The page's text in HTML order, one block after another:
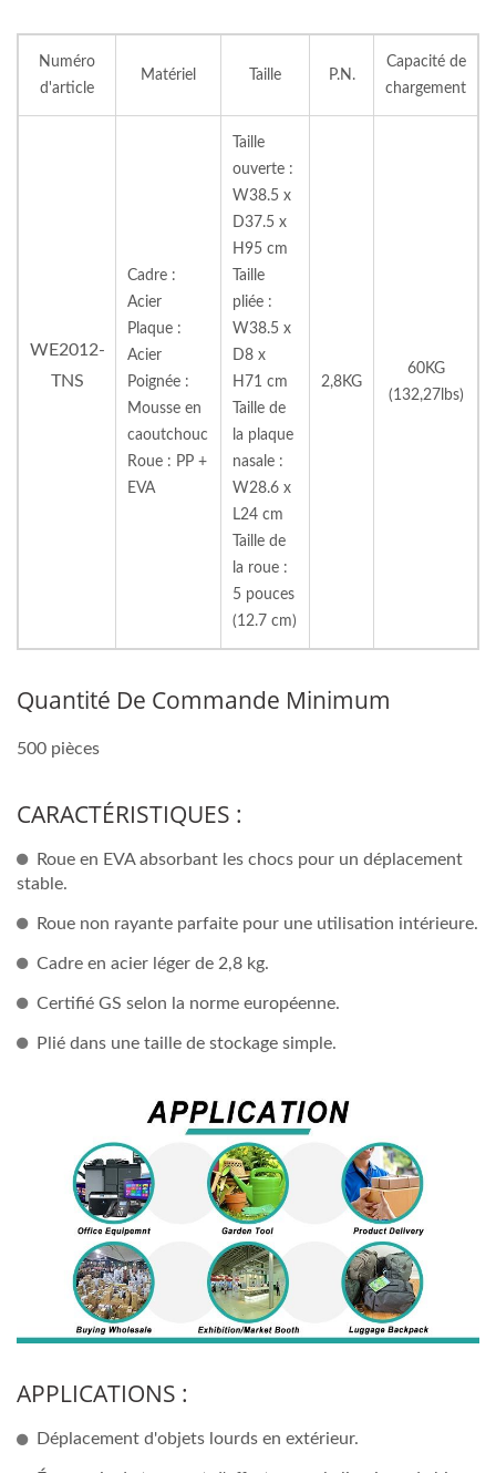
Numéro
d'article
Matériel Taille P.N.
Capacité de
chargement
WE2012-
TNS
Cadre :
Acier
Plaque :
Acier
Poignée :
Mousse en
caoutchouc
Roue : PP +
EVA
Taille
ouverte :
W38.5 x
D37.5 x
H95 cm
Taille
pliée :
W38.5 x
D8 x
H71 cm
Taille de
la plaque
nasale :
W28.6 x
L24 cm
Taille de
la roue :
5 pouces
(12.7 cm)
2,8KG
60KG
(132,27lbs)
Quantité De Commande Minimum
500 pièces
CARACTÉRISTIQUES :
Roue en EVA absorbant les chocs pour un déplacement
stable.
Roue non rayante parfaite pour une utilisation intérieure.
Cadre en acier léger de 2,8 kg.
Certifié GS selon la norme européenne.
Plié dans une taille de stockage simple.
APPLICATIONS :
Déplacement d'objets lourds en extérieur.